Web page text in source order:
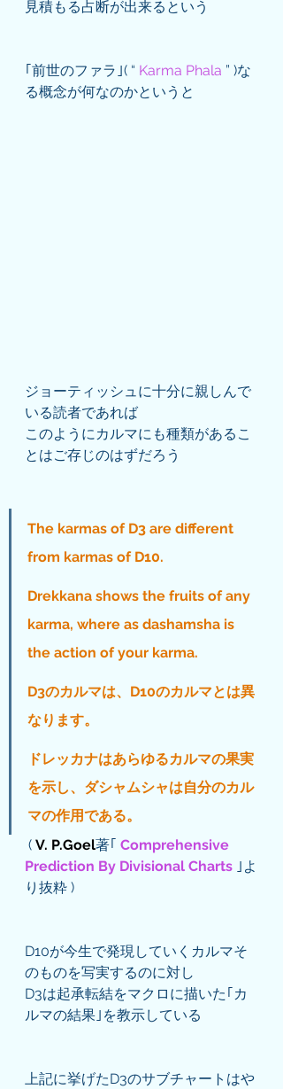
見積もる占断が出来るという
｢前世のファラ｣( “ Karma Phala ” )な
る概念が何なのかというと
ジョーティッシュに十分に親しんで
いる読者であれば
このようにカルマにも種類があるこ
とはご存じのはずだろう
The karmas of D3 are different
from karmas of D10.
Drekkana shows the fruits of any
karma, where as dashamsha is
the action of your karma.
D3のカルマは、D10のカルマとは異
なります。
ドレッカナはあらゆるカルマの果実
を示し、ダシャムシャは自分のカル
マの作用である。
( V. P.Goel著｢ Comprehensive
Prediction By Divisional Charts ｣よ
り抜粋 )
D10が今生で発現していくカルマそ
のものを写実するのに対し
D3は起承転結をマクロに描いた｢カ
ルマの結果｣を教示している
上記に挙げたD3のサブチャートはや